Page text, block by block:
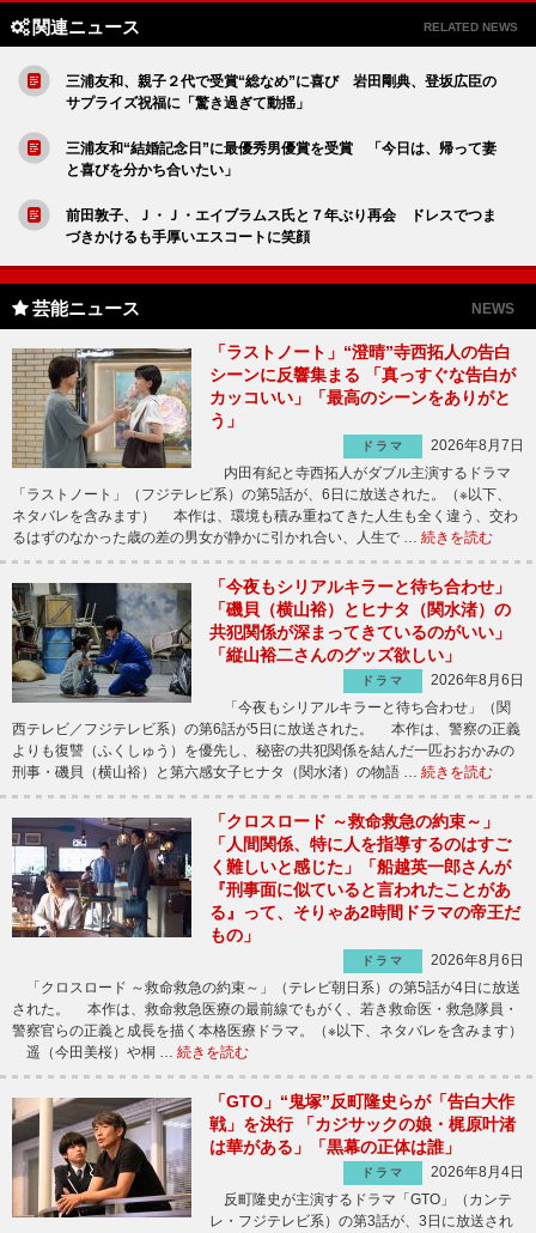
関連ニュース RELATED NEWS
三浦友和、親子２代で受賞“総なめ”に喜び 岩田剛典、登坂広臣の
サプライズ祝福に「驚き過ぎて動揺」
三浦友和“結婚記念日”に最優秀男優賞を受賞 「今日は、帰って妻
と喜びを分かち合いたい」
前田敦子、Ｊ・Ｊ・エイブラムス氏と７年ぶり再会 ドレスでつま
づきかけるも手厚いエスコートに笑顔
芸能ニュース NEWS
「ラストノート」“澄晴”寺西拓人の告白
シーンに反響集まる 「真っすぐな告白が
カッコいい」「最高のシーンをありがと
う」
ドラマ
2026年8月7日
内田有紀と寺西拓人がダブル主演するドラマ
「ラストノート」（フジテレビ系）の第5話が、6日に放送された。（※以下、
ネタバレを含みます） 本作は、環境も積み重ねてきた人生も全く違う、交わ
るはずのなかった歳の差の男女が静かに引かれ合い、人生で … 続きを読む
「今夜もシリアルキラーと待ち合わせ」
「磯貝（横山裕）とヒナタ（関水渚）の
共犯関係が深まってきているのがいい」
「縦山裕二さんのグッズ欲しい」
ドラマ
2026年8月6日
「今夜もシリアルキラーと待ち合わせ」（関
西テレビ／フジテレビ系）の第6話が5日に放送された。 本作は、警察の正義
よりも復讐（ふくしゅう）を優先し、秘密の共犯関係を結んだ一匹おおかみの
刑事・磯貝（横山裕）と第六感女子ヒナタ（関水渚）の物語 … 続きを読む
「クロスロード ～救命救急の約束～」
「人間関係、特に人を指導するのはすご
く難しいと感じた」「船越英一郎さんが
『刑事面に似ていると言われたことがあ
る』って、そりゃあ2時間ドラマの帝王だ
もの」
ドラマ
2026年8月6日
「クロスロード ～救命救急の約束～」（テレビ朝日系）の第5話が4日に放送
された。 本作は、救命救急医療の最前線でもがく、若き救命医・救急隊員・
警察官らの正義と成長を描く本格医療ドラマ。（※以下、ネタバレを含みます）
遥（今田美桜）や桐 … 続きを読む
「GTO」“鬼塚”反町隆史らが「告白大作
戦」を決行 「カジサックの娘・梶原叶渚
は華がある」「黒幕の正体は誰」
ドラマ
2026年8月4日
反町隆史が主演するドラマ「GTO」（カンテ
レ・フジテレビ系）の第3話が、3日に放送され